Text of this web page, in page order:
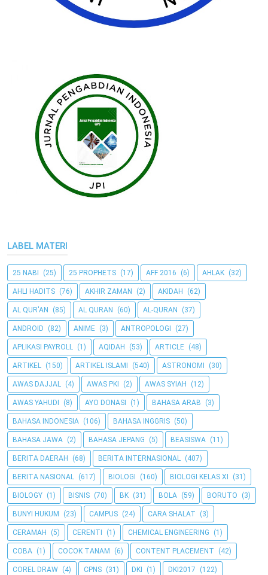
LABEL MATERI
25 NABI (25) 25 PROPHETS (17) AFF 2016 (6) AHLAK (32)
AHLI HADITS (76) AKHIR ZAMAN (2) AKIDAH (62)
AL QUR'AN (85) AL QURAN (60) AL-QURAN (37)
ANDROID (82) ANIME (3) ANTROPOLOGI (27)
APLIKASI PAYROLL (1) AQIDAH (53) ARTICLE (48)
ARTIKEL (150) ARTIKEL ISLAMI (540) ASTRONOMI (30)
AWAS DAJJAL (4) AWAS PKI (2) AWAS SYIAH (12)
AWAS YAHUDI (8) AYO DONASI (1) BAHASA ARAB (3)
BAHASA INDONESIA (106) BAHASA INGGRIS (50)
BAHASA JAWA (2) BAHASA JEPANG (5) BEASISWA (11)
BERITA DAERAH (68) BERITA INTERNASIONAL (407)
BERITA NASIONAL (617) BIOLOGI (160) BIOLOGI KELAS XI (31)
BIOLOGY (1) BISNIS (70) BK (31) BOLA (59) BORUTO (3)
BUNYI HUKUM (23) CAMPUS (24) CARA SHALAT (3)
CERAMAH (5) CERENTI (1) CHEMICAL ENGINEERING (1)
COBA (1) COCOK TANAM (6) CONTENT PLACEMENT (42)
COREL DRAW (4) CPNS (31) DKI (1) DKI2017 (122)